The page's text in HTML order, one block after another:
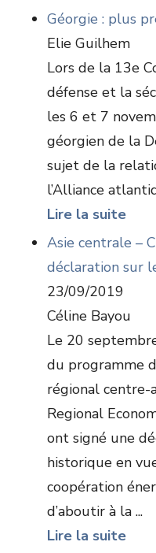
Géorgie : plus
Elie Guilhem
Lors de la 13e
défense et la
les 6 et 7
géorgien de la
sujet de la
l’Alliance
Lire la suite
Asie centrale –
déclaration sur
23/09/2019
Céline Bayou
Le 20
du programme
régional centre-
Regional
ont signé une
historique en
coopération
d’aboutir à la ...
Lire la suite